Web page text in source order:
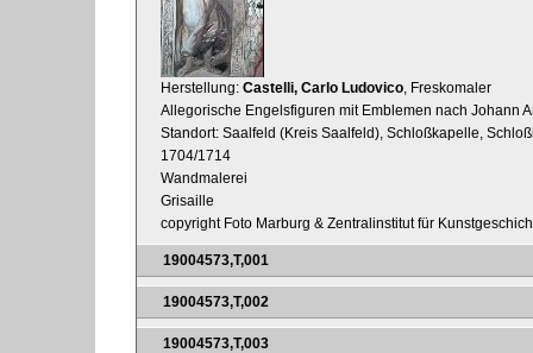
Herstellung: Castelli, Carlo Ludovico , Freskomaler
Allegorische Engelsfiguren mit Emblemen nach Johann
Standort: Saalfeld (Kreis Saalfeld), Schloßkapelle,
1704/1714
Wandmalerei
Grisaille
copyright Foto Marburg & Zentralinstitut für
19004573,T,001
19004573,T,002
19004573,T,003